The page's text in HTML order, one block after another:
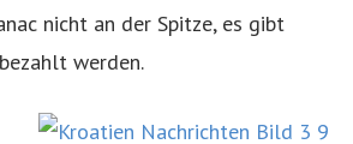
nicht an der Spitze, es gibt
werden.